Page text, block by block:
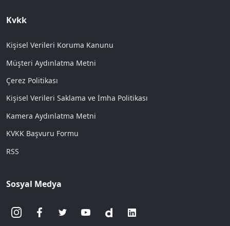
Kvkk
Kişisel Verileri Koruma Kanunu
Müşteri Aydınlatma Metni
Çerez Politikası
Kişisel Verileri Saklama ve İmha Politikası
Kamera Aydınlatma Metni
KVKK Başvuru Formu
RSS
Sosyal Medya